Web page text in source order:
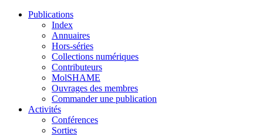
Publications
Index
Annuaires
Hors-séries
Collections numériques
Contributeurs
MolSHAME
Ouvrages des membres
Commander une publication
Activités
Conférences
Sorties